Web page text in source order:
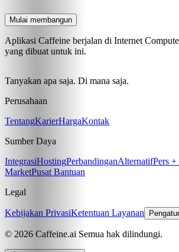
Mulai membangun
Aplikasi Caffeine berjalan di Internet
yang dibuat untuk ini.
Tanyakan apa saja. Di mana saja.
Perusahaan
TentangKarierHargaKontak
Sumber Daya
IntegrasiHostingPerbandinganAlternatifPers
MarketPusat Bantuan
Legal
Kebijakan PrivasiKetentuan Layanan
© 2026 Caffeine.ai Semua hak dilindungi.